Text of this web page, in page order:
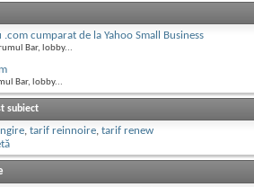
cumparat de la Yahoo Small Business
Bar, lobby...
Bar, lobby...
subiect
, tarif reinnoire, tarif renew